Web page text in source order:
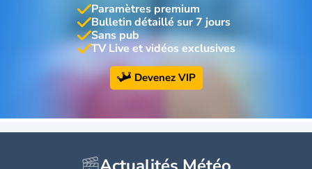
Paramètres premium
Bulletin détaillé sur 7 jours
Sans pub
TV Live et vidéos exclusives
Devenez VIP